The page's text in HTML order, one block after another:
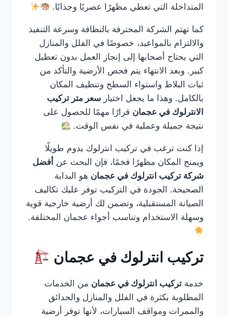
المتداخلة التي تعطي مظهرًا عصريًا وجذابًا.
كما تهتم الشركة المحترفة بالنظافة وسرعة التنفيذ
والالتزام بالمواعيد، خصوصًا في الفلل والمنازل
التي يحتاج أصحابها إلى إنجاز العمل بدون تعطيل
كبير. وبعد الانتهاء يتم فحص الأرضية والتأكد من
ثبات البلاط واستواء السطح وتنظيف المكان
بالكامل. وهذا ما يجعل اختيار سعر متر تركيب
الانترلوك في عجمان قرارًا مهمًا للحصول على
نتيجة جميلة وعملية في نفس الوقت.
إذا كنت ترغب في تركيب انترلوك يدوم طويلًا
ويمنح المكان مظهرًا فخمًا، فإن البحث عن أفضل
شركة تركيب انترلوك في عجمان هو البداية
الصحيحة. الجودة في التركيب توفر عليك تكاليف
الصيانة المستقبلية، وتضمن لك أرضية خارجية قوية
وسهلة الاستخدام وتناسب أجواء عجمان المختلفة.
تركيب انترلوك في عجمان
خدمة تركيب انترلوك في عجمان من الخدمات
المطلوبة بكثرة في الفلل والمنازل والحدائق
والممرات ومواقف السيارات، لأنها توفر أرضية